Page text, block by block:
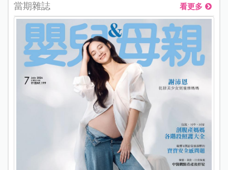
當期雜誌 看更多